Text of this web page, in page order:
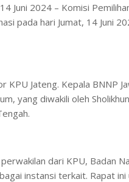
14 Juni 2024 – Komisi
pada hari Jumat, 14 Juni
KPU Jateng. Kepala BNNP
yang diwakili oleh
dari KPU, Badan
instansi terkait. Rapat